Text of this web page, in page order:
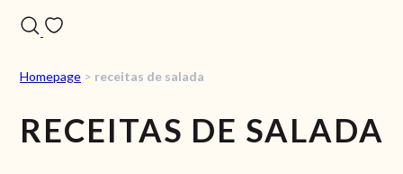
Homepage > receitas de salada
RECEITAS DE SALADA